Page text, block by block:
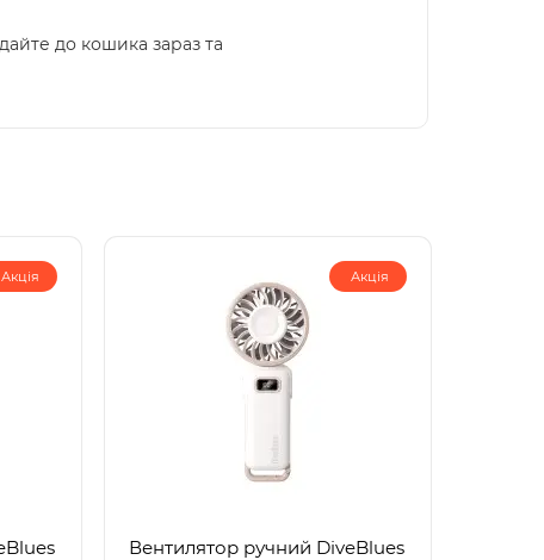
до кошика зараз та
Акція Акція
Вентилятор ручний DiveBlues